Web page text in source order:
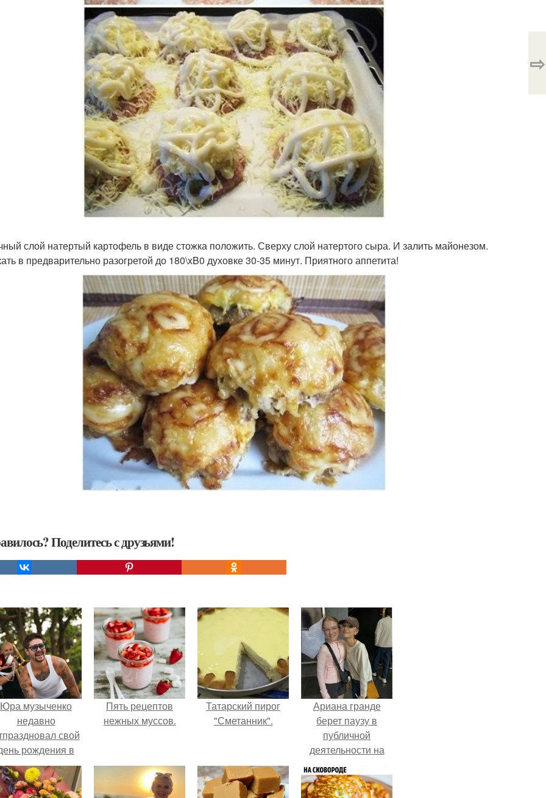
слой натертый картофель в виде стожка положить. Сверху слой натертого сыра. И залить майонезом.
в предварительно разогретой до 180\xB0 духовке 30-35 минут. Приятного аппетита!
Поделитесь с друзьями!
⇨
Юра музыченко
недавно
свой
рождения в
кругу самых
и родных
людей.
Пять рецептов
нежных муссов.
Татарский пирог
"Сметанник".
Ариана гранде
берет паузу в
публичной
деятельности на
фоне слухов о
своем здоровье.